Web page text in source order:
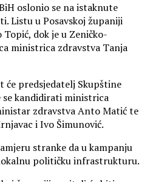
oslonio se na istaknute
Listu u Posavskoj županiji
dok je u Zeničko-
ministrica zdravstva Tanja
će predsjedatelj Skupštine
se kandidirati ministrica
zdravstva Anto Matić te
i Ivo Šimunović.
stranke da u kampanju
političku infrastrukturu.